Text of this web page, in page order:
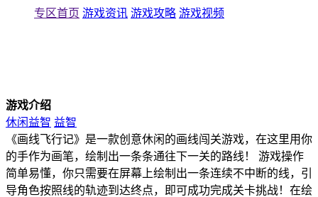
专区首页 游戏资讯 游戏攻略 游戏视频
游戏介绍
休闲益智 益智
《画线飞行记》是一款创意休闲的画线闯关游戏，在这里用你
的手作为画笔，绘制出一条条通往下一关的路线！ 游戏操作
简单易懂，你只需要在屏幕上绘制出一条连续不中断的线，引
导角色按照线的轨迹到达终点，即可成功完成关卡挑战！在绘